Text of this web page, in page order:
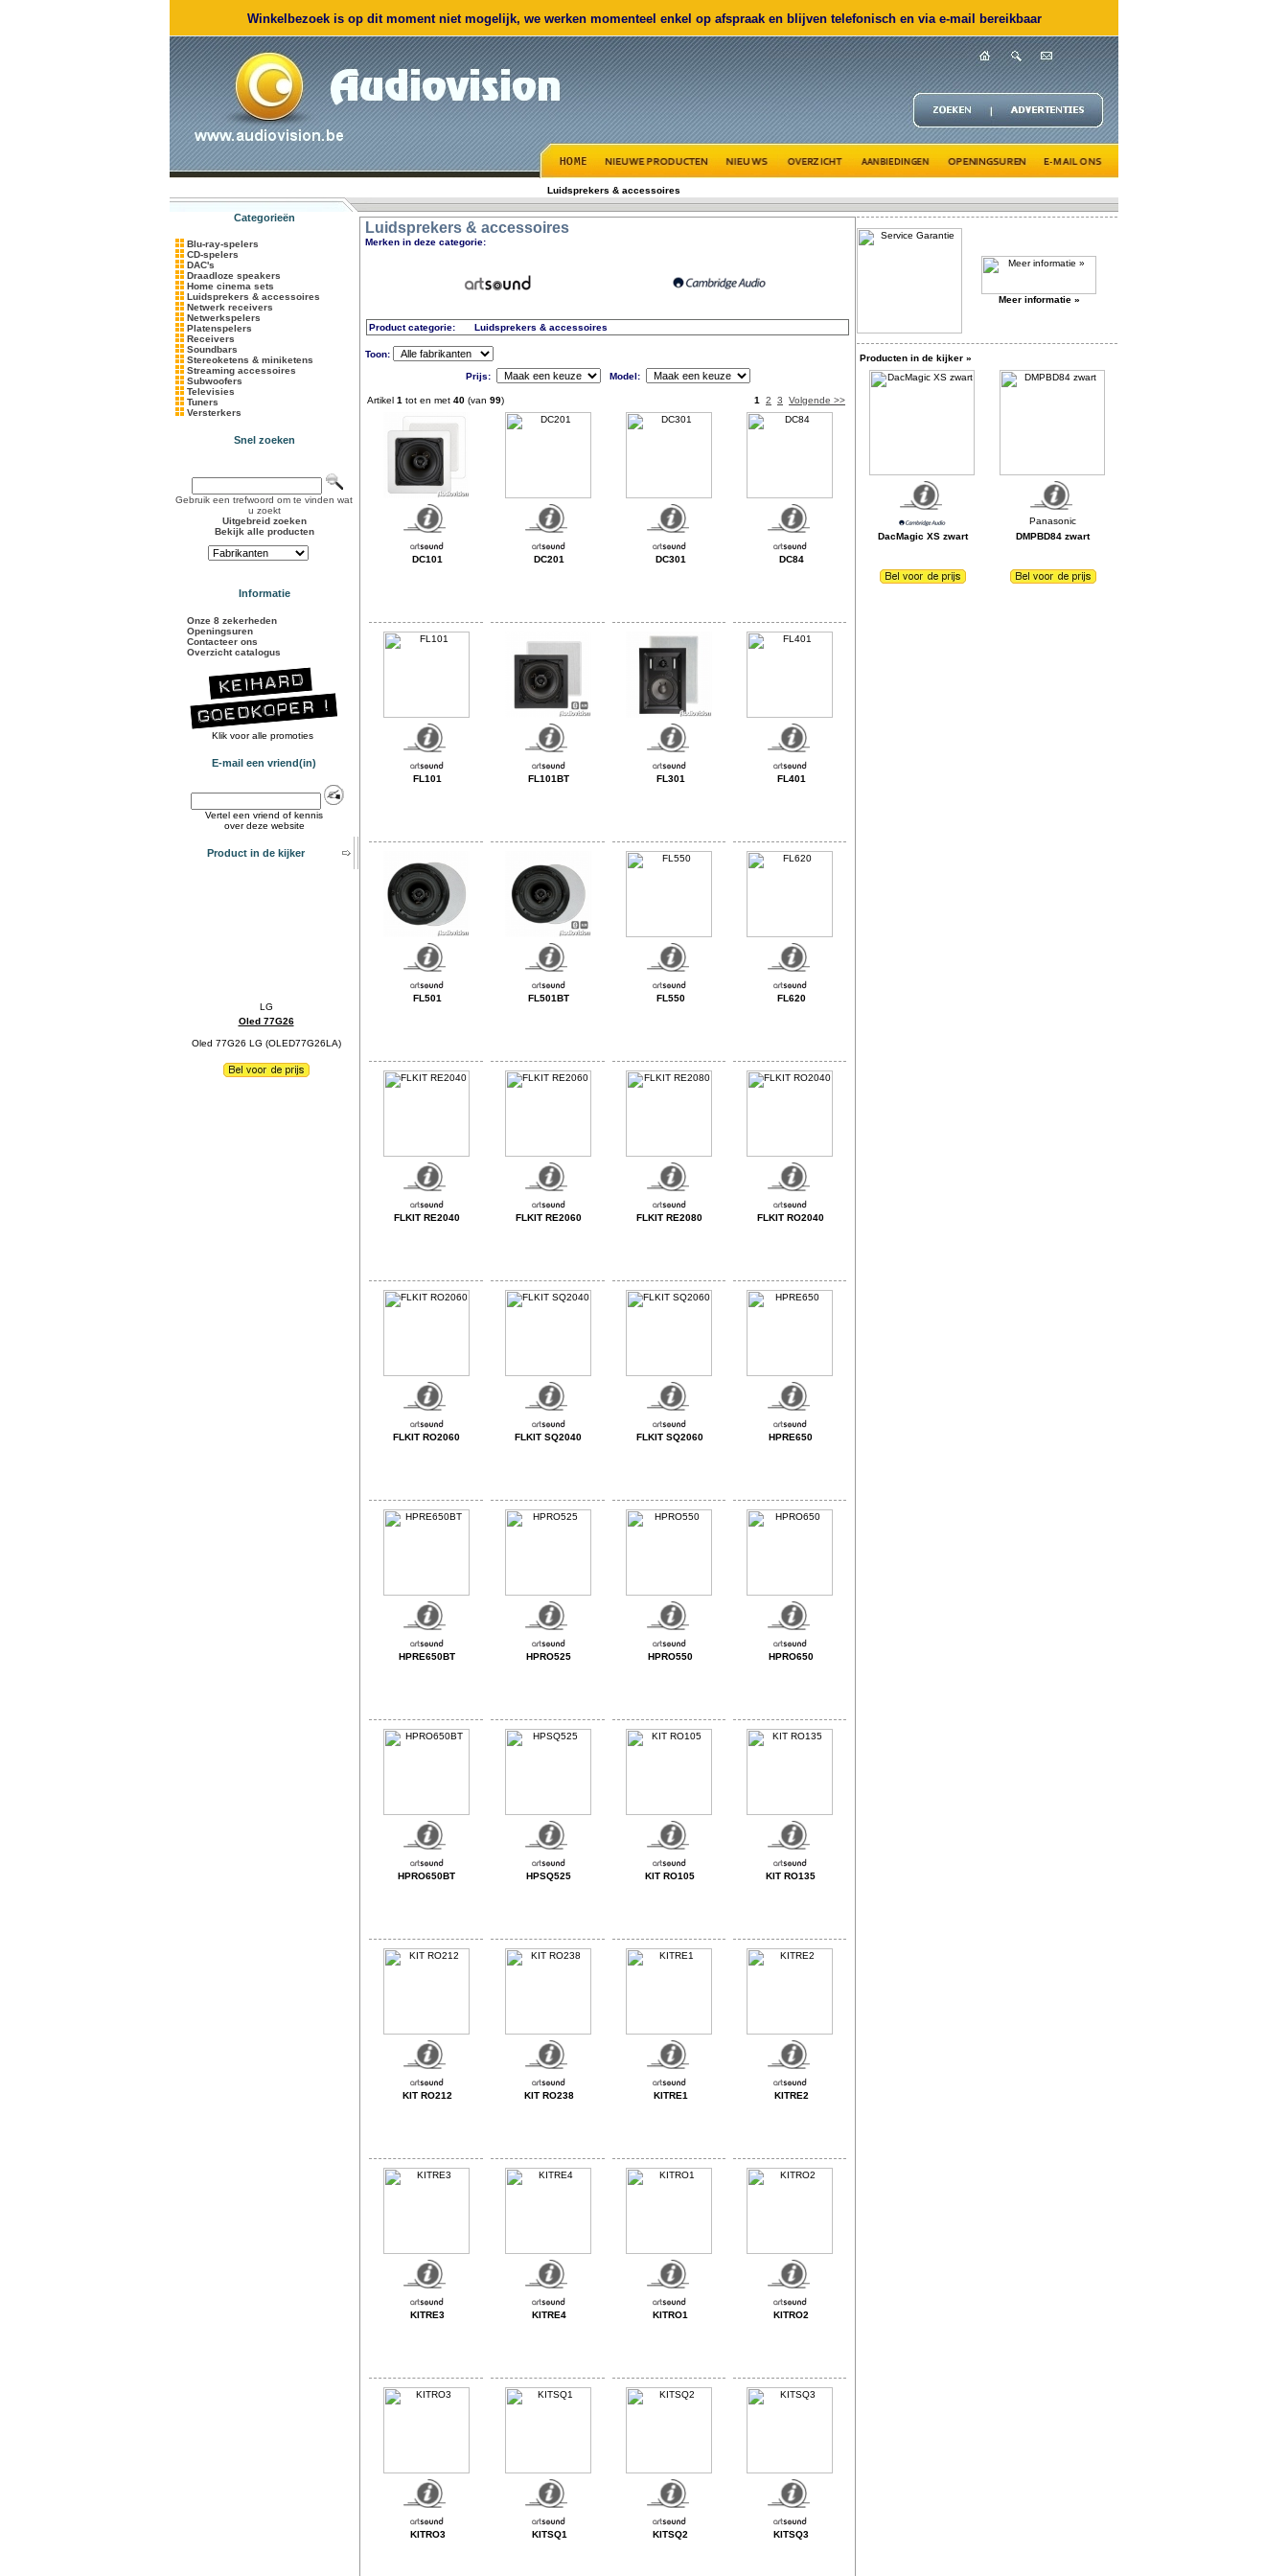
Winkelbezoek is op dit moment niet mogelijk, we werken momenteel enkel op afspraak en blijven telefonisch en via e-mail bereikbaar
Luidsprekers & accessoires
Categorieën
Blu-ray-spelers
CD-spelers
DAC's
Draadloze speakers
Home cinema sets
Luidsprekers & accessoires
Netwerk receivers
Netwerkspelers
Platenspelers
Receivers
Soundbars
Stereoketens & miniketens
Streaming accessoires
Subwoofers
Televisies
Tuners
Versterkers
Snel zoeken
Gebruik een trefwoord om te vinden wat
u zoekt
Uitgebreid zoeken
Bekijk alle producten
Informatie
Onze 8 zekerheden
Openingsuren
Contacteer ons
Overzicht catalogus
Klik voor alle promoties
E-mail een vriend(in)
Vertel een vriend of kennis
over deze website
Product in de kijker
Oled 77G26
Oled 77G26 LG (OLED77G26LA)
Luidsprekers & accessoires
Merken in deze categorie:
Product categorie: Luidsprekers & accessoires
Toon:
Prijs: Model:
Artikel 1 tot en met 40 (van 99) 1 2 3 Volgende >>
DC101 DC201 DC301 DC84
FL101 FL101BT FL301 FL401
FL501 FL501BT FL550 FL620
FLKIT RE2040 FLKIT RE2060 FLKIT RE2080 FLKIT RO2040
FLKIT RO2060 FLKIT SQ2040 FLKIT SQ2060 HPRE650
HPRE650BT HPRO525 HPRO550 HPRO650
HPRO650BT HPSQ525 KIT RO105 KIT RO135
KIT RO212 KIT RO238 KITRE1 KITRE2
KITRE3 KITRE4 KITRO1 KITRO2
KITRO3 KITSQ1 KITSQ2 KITSQ3
Meer informatie »
Producten in de kijker »
DacMagic XS zwart DMPBD84 zwart